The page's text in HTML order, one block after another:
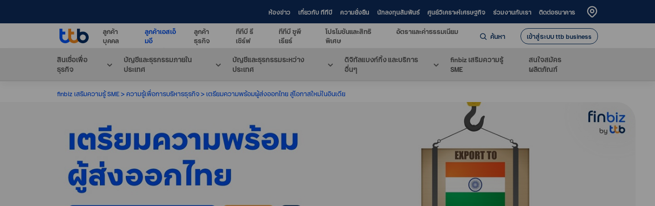
ห้องข่าว เกี่ยวกับ ทีทีบี ความยั่งยืน นักลงทุนสัมพันธ์ ศูนย์วิเคราะห์เศรษฐกิจ ร่วมงานกับเรา ติดต่อธนาคาร
ลูกค้า
บุคคล
ลูกค้าเอสเอ็
มอี
ลูกค้า
ธุรกิจ
ทีทีบี รี
เซิร์ฟ
ทีทีบี ซูพี
เรียร์
โปรโมชันและสิทธิ
พิเศษ
อัตราและค่าธรรมเนียม ค้นหา เข้าสู่ระบบ ttb business
สินเชื่อเพื่อ
ธุรกิจ
บัญชีและธุรกรรมภายใน
ประเทศ
บัญชีและธุรกรรมระหว่าง
ประเทศ
ดิจิทัลแบงก์กิ้ง และบริการ
อื่นๆ
finbiz เสริมความรู้
SME
สนใจสมัคร
ผลิตภัณฑ์
finbiz เสริมความรู้ SME ความรู้เพื่อการบริหารธุรกิจ เตรียมความพร้อมผู้ส่งออกไทย สู่โอกาสใหม่ในอินเดีย